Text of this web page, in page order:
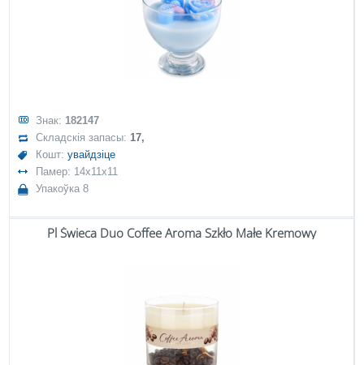
Знак: 182147
Складскія запасы:17,
Кошт:увайдзіце
Памер: 14x11x11
Упакоўка 8
Pl Świeca Duo Coffee Aroma Szkło Małe Kremowy